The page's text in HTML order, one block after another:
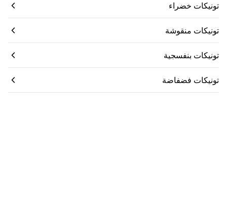
تونيكات خضراء
تونيكات منقوشة
تونيكات بنفسجية
تونيكات فضفاضة